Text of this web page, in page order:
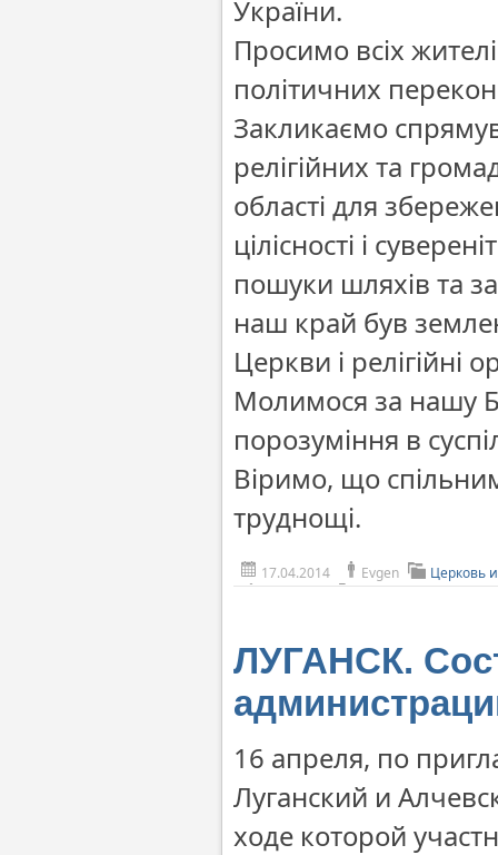
України.
Просимо всіх
політичних
Закликаємо
релігійних та
області для
цілісності і
пошуки шляхів та
наш край був
Церкви і релігійні
Молимося за нашу
порозуміння в
Віримо, що
труднощі.
17.04.2014 Evgen Церковь
ЛУГАНСК.
16 апреля, по
Луганский и
ходе которой